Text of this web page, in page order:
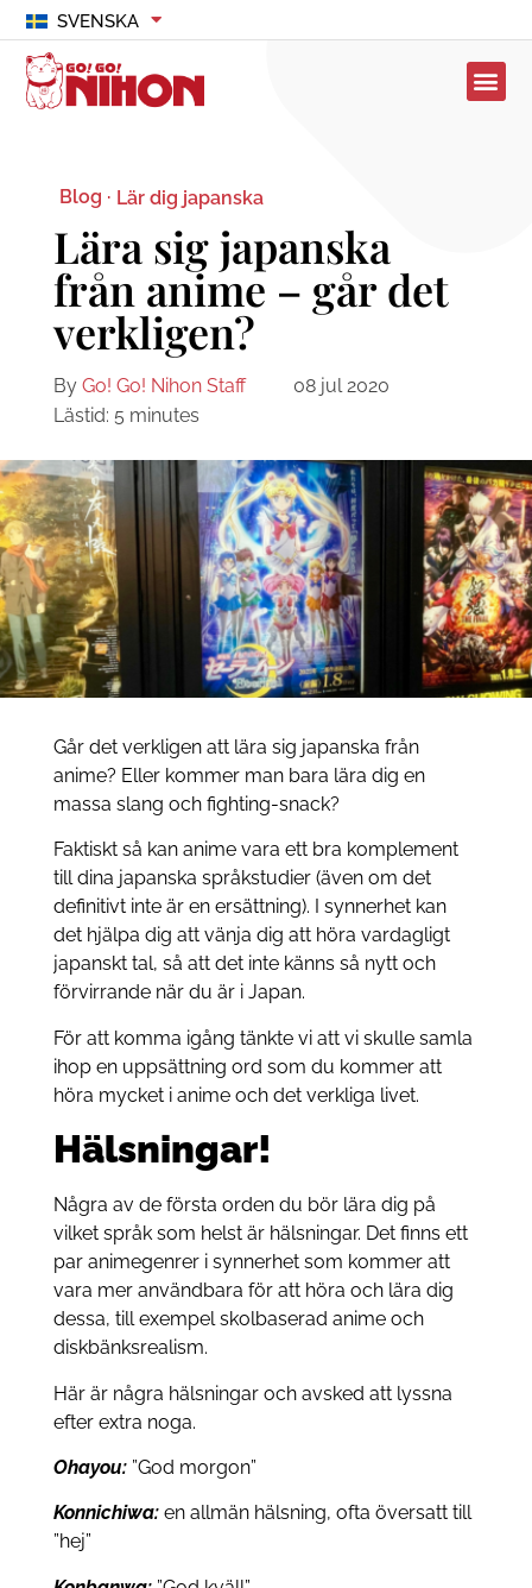
SVENSKA
Blog · Lär dig japanska
Lära sig japanska
från anime – går det
verkligen?
By Go! Go! Nihon Staff
08 jul 2020
Lästid: 5 minutes
Går det verkligen att lära sig japanska från
anime? Eller kommer man bara lära dig en
massa slang och fighting-snack?
Faktiskt så kan anime vara ett bra komplement
till dina japanska språkstudier (även om det
definitivt inte är en ersättning). I synnerhet kan
det hjälpa dig att vänja dig att höra vardagligt
japanskt tal, så att det inte känns så nytt och
förvirrande när du är i Japan.
För att komma igång tänkte vi att vi skulle samla
ihop en uppsättning ord som du kommer att
höra mycket i anime och det verkliga livet.
Hälsningar!
Några av de första orden du bör lära dig på
vilket språk som helst är hälsningar. Det finns ett
par animegenrer i synnerhet som kommer att
vara mer användbara för att höra och lära dig
dessa, till exempel skolbaserad anime och
diskbänksrealism.
Här är några hälsningar och avsked att lyssna
efter extra noga.
Ohayou:”God morgon”
Konnichiwa:en allmän hälsning, ofta översatt till
”hej”